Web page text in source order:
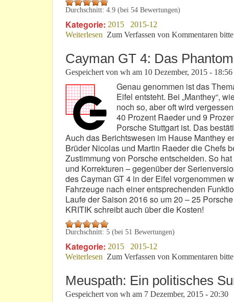
Durchschnitt: 4.9 (bei 54 Bewertungen)
Kategorie: 2015
2015-12
Weiterlesen über 11. Dezember 2015: Lieber Leser!
Zum Verfassen von Kommentaren bitte
Cayman GT 4: Das
Gespeichert von wh am 10 Dezember, 2015 - 18:56
Genau genommen ist das
Eifel entsteht. Bei „Manthey“,
noch so, aber oft wird
40 Prozent Raeder und 9
Porsche Stuttgart ist. Das
Auch das Berichtswesen im Hause Manthey
Brüder Nicolas und Martin Raeder die Chefs
Zustimmung von Porsche entscheiden. So
und Korrekturen – gegenüber der
des Cayman GT 4 in der Eifel vorgenommen
Fahrzeuge nach einer entsprechenden
Laufe der Saison 2016 so um 20 – 25
KRITIK schreibt auch über die Kosten!
Durchschnitt: 5 (bei 51 Bewertungen)
Kategorie: 2015
2015-12
Weiterlesen über Cayman GT 4: Das Phantom der
Zum Verfassen von Kommentaren bitte
Meuspath: Ein politisches
Gespeichert von wh am 7 Dezember, 2015 - 20:30